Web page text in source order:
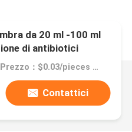
da 20 ml -100 ml
di antibiotici
Prezzo：$0.03/pieces 10000-299999 pieces
Contattici